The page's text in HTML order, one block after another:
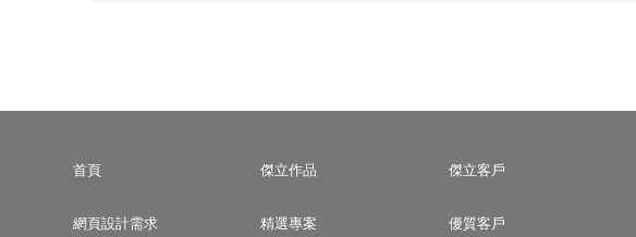
首頁
網頁設計需求
傑立作品
精選專案
傑立客戶
優質客戶